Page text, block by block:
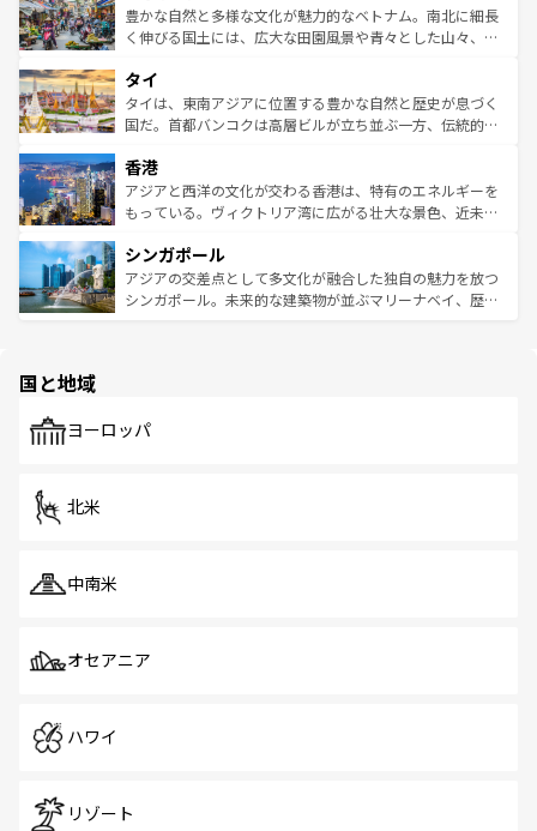
が味わえる。 なお、新着の台湾情報は コンテンツ一覧を参
照してほしい。
できる。そして、キムチや焼肉、絶品のストリートフード
まで、さまざまな韓国料理が待っている。夜には、韓国な
リティに包まれながら、韓国の多彩な魅力を心ゆくまで味
わってみてほしい。 なお、新着の韓国情報はコンテンツ一
覧を参照してほしい。
豊かな自然と多様な文化が魅力的なベトナム。南北に細長
く伸びる国土には、広大な田園風景や青々とした山々、世
急速な発展と共に伝統が息づく。ハノイの古い町並みやホ
ーチミン市のフランス統治時代の建物も、独特の雰囲気を
醸し出している。また、バラエティの豊かさとおいしさで
とつ。フォーやバインミー、ベトナムコーヒーなどは、ぜ
ひ現地で味わいたい。どの地域を訪れてもあたたかい人々
が旅行者を迎えてくれるので、きっと忘れられない旅にな
参照してほしい。
タイ
タイは、東南アジアに位置する豊かな自然と歴史が息づく
国だ。首都バンコクは高層ビルが立ち並ぶ一方、伝統的な
の活気が交差している。北部ではチェンマイなどの山岳地
帯で自然と触れ合い、南部ではプーケットやクラビの美し
いビーチでリゾート気分を楽しむことができる。タイ料理
激する。気候は一年中温暖で、どの季節にも異なる楽しみ
が待っている。親しみやすいタイの人々、仏教を中心とし
た文化、そして多様な観光資源が、訪れる旅人を魅了し続
香港
アジアと西洋の文化が交わる香港は、特有のエネルギーを
もっている。ヴィクトリア湾に広がる壮大な景色、近未来
み、どこを訪れても感動するはず。観光スポットが密集し
ており、効率よく見どころを回れるのも魅力。息をのむよ
うな絶景から文化的な体験まで、香港を存分に楽しみ尽く
シンガポール
アジアの交差点として多文化が融合した独自の魅力を放つ
シンガポール。未来的な建築物が並ぶマリーナベイ、歴史
で、ホーカーズは地元の風情を楽しめる外せないスポット
国と地域
ヨーロッパ
北米
中南米
オセアニア
ハワイ
リゾート